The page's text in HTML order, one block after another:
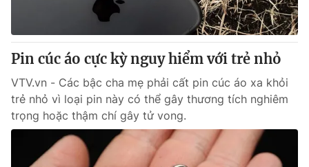
Pin cúc áo cực kỳ nguy hiểm với trẻ nhỏ
VTV.vn - Các bậc cha mẹ phải cất pin cúc áo xa khỏi
trẻ nhỏ vì loại pin này có thể gây thương tích nghiêm
trọng hoặc thậm chí gây tử vong.